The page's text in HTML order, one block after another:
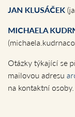
JAN KLUSÁČEK
MICHAELA
Otázky týkající se
mailovou adresu
na kontaktní osoby.